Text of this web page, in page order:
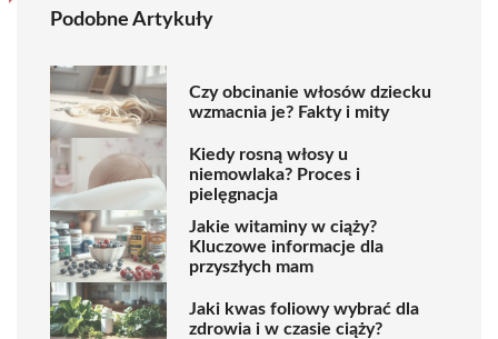
Podobne Artykuły
Czy obcinanie włosów dziecku
wzmacnia je? Fakty i mity
Kiedy rosną włosy u
niemowlaka? Proces i
pielęgnacja
Jakie witaminy w ciąży?
Kluczowe informacje dla
przyszłych mam
Jaki kwas foliowy wybrać dla
zdrowia i w czasie ciąży?